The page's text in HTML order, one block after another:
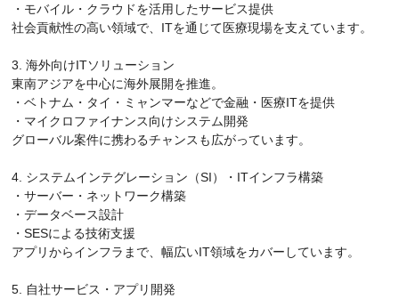
・モバイル・クラウドを活用したサービス提供
社会貢献性の高い領域で、ITを通じて医療現場を支えています。
3. 海外向けITソリューション
東南アジアを中心に海外展開を推進。
・ベトナム・タイ・ミャンマーなどで金融・医療ITを提供
・マイクロファイナンス向けシステム開発
グローバル案件に携わるチャンスも広がっています。
4. システムインテグレーション（SI）・ITインフラ構築
・サーバー・ネットワーク構築
・データベース設計
・SESによる技術支援
アプリからインフラまで、幅広いIT領域をカバーしています。
5. 自社サービス・アプリ開発